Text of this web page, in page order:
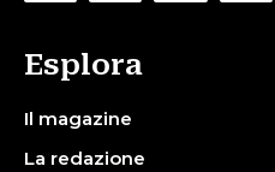
Esplora
Il magazine
La redazione